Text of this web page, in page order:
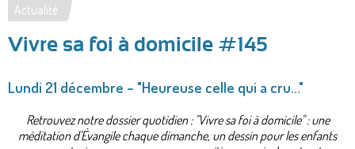
Vous
êtes
ici
Actualité
Vivre sa foi à domicile #145
Lundi 21 décembre – "Heureuse celle qui a cru..."
Retrouvez notre dossier quotidien : "Vivre sa foi à domicile" : une
méditation d'Évangile chaque dimanche, un dessin pour les enfants